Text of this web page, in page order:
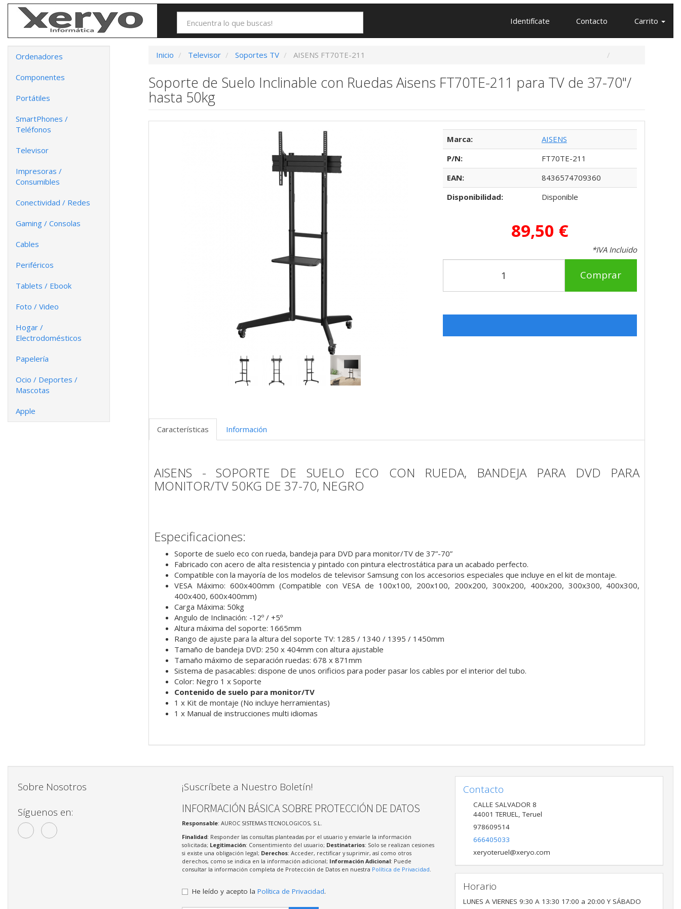
Identifícate Contacto Carrito
Ordenadores
Componentes
Portátiles
SmartPhones /
Teléfonos
Televisor
Impresoras /
Consumibles
Conectividad / Redes
Gaming / Consolas
Cables
Periféricos
Tablets / Ebook
Foto / Video
Hogar /
Electrodomésticos
Papelería
Ocio / Deportes /
Mascotas
Apple
Inicio Televisor Soportes TV AISENS FT70TE-211
Soporte de Suelo Inclinable con Ruedas Aisens FT70TE-211 para TV de 37-70"/
hasta 50kg
Marca:
AISENS
P/N:
FT70TE-211
EAN:
8436574709360
Disponibilidad:
Disponible
89,50 €
*IVA Incluido
Comprar
Características Información
AISENS - SOPORTE DE SUELO ECO CON RUEDA, BANDEJA PARA DVD PARA
MONITOR/TV 50KG DE 37-70, NEGRO
Especificaciones:
Soporte de suelo eco con rueda, bandeja para DVD para monitor/TV de 37”-70”
Fabricado con acero de alta resistencia y pintado con pintura electrostática para un acabado perfecto.
Compatible con la mayoría de los modelos de televisor Samsung con los accesorios especiales que incluye en el kit de montaje.
VESA Máximo: 600x400mm (Compatible con VESA de 100x100, 200x100, 200x200, 300x200, 400x200, 300x300, 400x300,
400x400, 600x400mm)
Carga Máxima: 50kg
Angulo de Inclinación: -12º / +5º
Altura máxima del soporte: 1665mm
Rango de ajuste para la altura del soporte TV: 1285 / 1340 / 1395 / 1450mm
Tamaño de bandeja DVD: 250 x 404mm con altura ajustable
Tamaño máximo de separación ruedas: 678 x 871mm
Sistema de pasacables: dispone de unos orificios para poder pasar los cables por el interior del tubo.
Color: Negro 1 x Soporte
Contenido de suelo para monitor/TV
1 x Kit de montaje (No incluye herramientas)
1 x Manual de instrucciones multi idiomas
Sobre Nosotros
Síguenos en:
¡Suscríbete a Nuestro Boletín!
INFORMACIÓN BÁSICA SOBRE PROTECCIÓN DE DATOS
Responsable: AUROC SISTEMAS TECNOLOGICOS, S.L.
Finalidad: Responder las consultas planteadas por el usuario y enviarle la información
solicitada; Legitimación: Consentimiento del usuario; Destinatarios: Solo se realizan cesiones
si existe una obligación legal; Derechos: Acceder, rectificar y suprimir, así como otros
derechos, como se indica en la información adicional; Información Adicional: Puede
consultar la información completa de Protección de Datos en nuestra Política de Privacidad
He leído y acepto la Política de Privacidad.
Contacto
CALLE SALVADOR 8
44001 TERUEL,Teruel
978609514
666405033
xeryoteruel@xeryo.com
Horario
LUNES A VIERNES 9:30 A 13:30 17:00 a 20:00 Y SÁBADO